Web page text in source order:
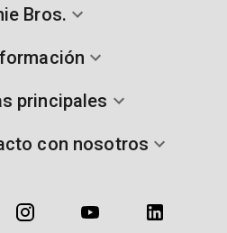
Bros.
principales
con nosotros